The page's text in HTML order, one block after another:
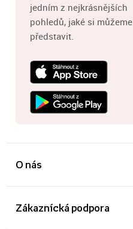
jedním z nejkrásnějších
pohledů, jaké si můžeme
představit.
O nás
Zákaznícká podpora